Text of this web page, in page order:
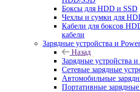
Боксы для HDD и SSD
Чехлы и сумки для
Кабели для боксов
кабели
Зарядные устройства и
Назад
Зарядные устройства
Сетевые зарядные
Автомобильные
Портативные зарядные